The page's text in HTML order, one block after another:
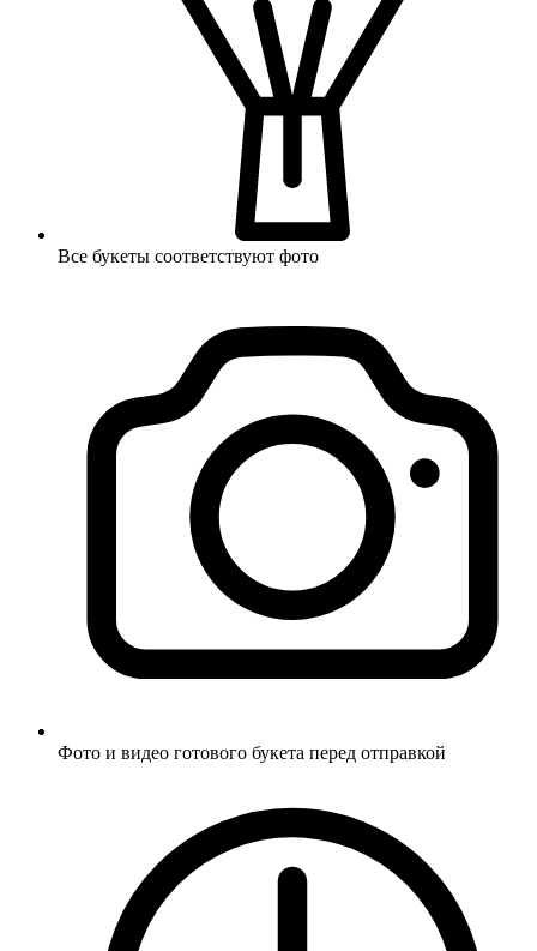
Все букеты соответствуют фото
Фото и видео готового букета перед отправкой